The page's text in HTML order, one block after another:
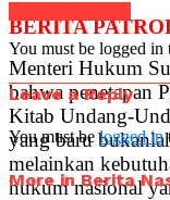
BERITA
Menteri Hukum
bahwa penetapan
Kitab Undang-
yang baru
melainkan
hukum nasional
You must be logged in
Leave a Reply
You must belogged in
More in Berita